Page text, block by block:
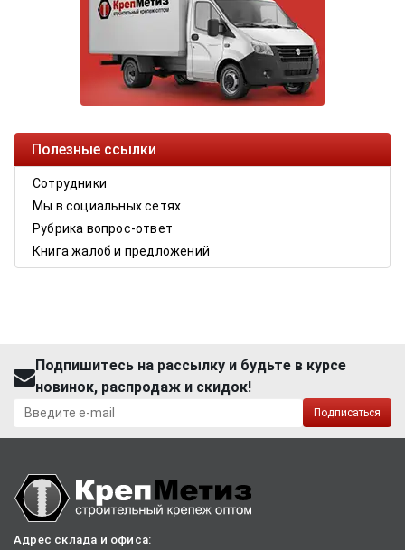
Полезные ссылки
Сотрудники
Мы в социальных сетях
Рубрика вопрос-ответ
Книга жалоб и предложений
Подпишитесь на рассылку и будьте в курсе
новинок, распродаж и скидок!
Подписаться
Адрес склада и офиса: